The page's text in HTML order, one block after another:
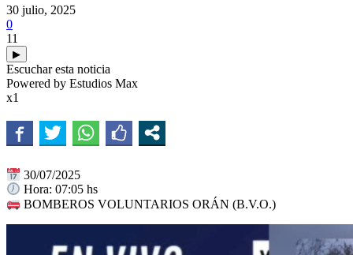
30 julio, 2025
0
11
▶
Escuchar esta noticia
Powered by Estudios Max
x1
30/07/2025
Hora: 07:05 hs
BOMBEROS VOLUNTARIOS ORÁN (B.V.O.)